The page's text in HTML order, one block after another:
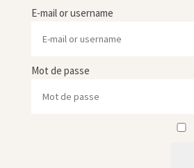
E-mail or username
Mot de passe